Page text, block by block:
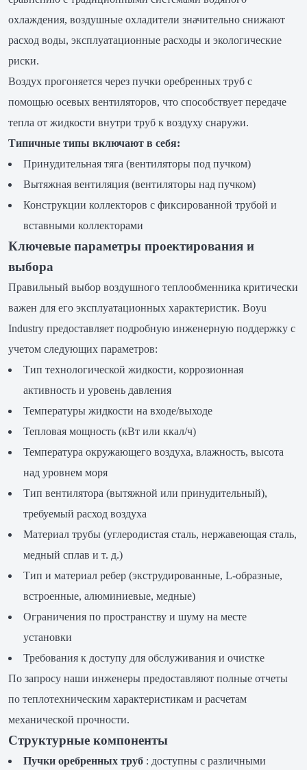
охлаждения, воздушные охладители значительно снижают
расход воды, эксплуатационные расходы и экологические
риски.
Воздух прогоняется через пучки оребренных труб с
помощью осевых вентиляторов, что способствует передаче
тепла от жидкости внутри труб к воздуху снаружи.
Типичные типы включают в себя:
Принудительная тяга (вентиляторы под пучком)
Вытяжная вентиляция (вентиляторы над пучком)
Конструкции коллекторов с фиксированной трубой и
вставными коллекторами
Ключевые параметры проектирования и
выбора
Правильный выбор воздушного теплообменника критически
важен для его эксплуатационных характеристик. Boyu
Industry предоставляет подробную инженерную поддержку с
учетом следующих параметров:
Тип технологической жидкости, коррозионная
активность и уровень давления
Температуры жидкости на входе/выходе
Тепловая мощность (кВт или ккал/ч)
Температура окружающего воздуха, влажность, высота
над уровнем моря
Тип вентилятора (вытяжной или принудительный),
требуемый расход воздуха
Материал трубы (углеродистая сталь, нержавеющая сталь,
медный сплав и т. д.)
Тип и материал ребер (экструдированные, L-образные,
встроенные, алюминиевые, медные)
Ограничения по пространству и шуму на месте
установки
Требования к доступу для обслуживания и очистке
По запросу наши инженеры предоставляют полные отчеты
по теплотехническим характеристикам и расчетам
механической прочности.
Структурные компоненты
Пучки оребренных труб: доступны с различными